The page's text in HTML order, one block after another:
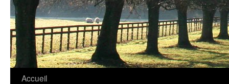
Accueil